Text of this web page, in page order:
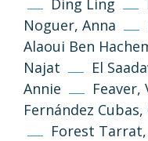
Noguer, Anna
Alaoui Ben
Najat
El
Annie
Feaver,
Fernández
Forest Tarrat,